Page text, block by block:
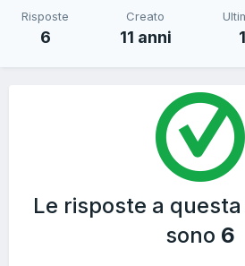
Risposte
6
Creato
11 anni
Le risposte a
sono 6